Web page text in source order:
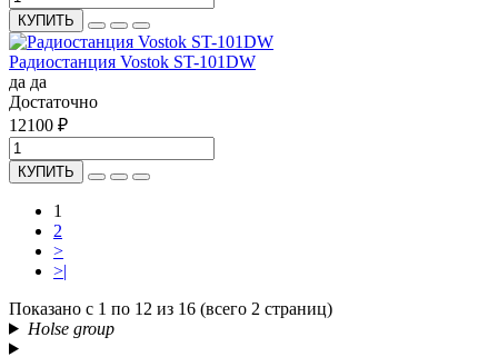
КУПИТЬ
Радиостанция Vostok ST-101DW
да да
Достаточно
12100 ₽
КУПИТЬ
1
2
>
>|
Показано с 1 по 12 из 16 (всего 2 страниц)
Holse group